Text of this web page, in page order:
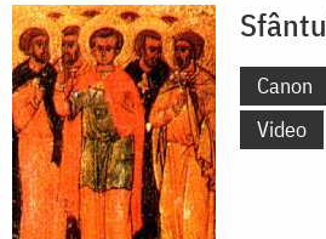
Canon
Video